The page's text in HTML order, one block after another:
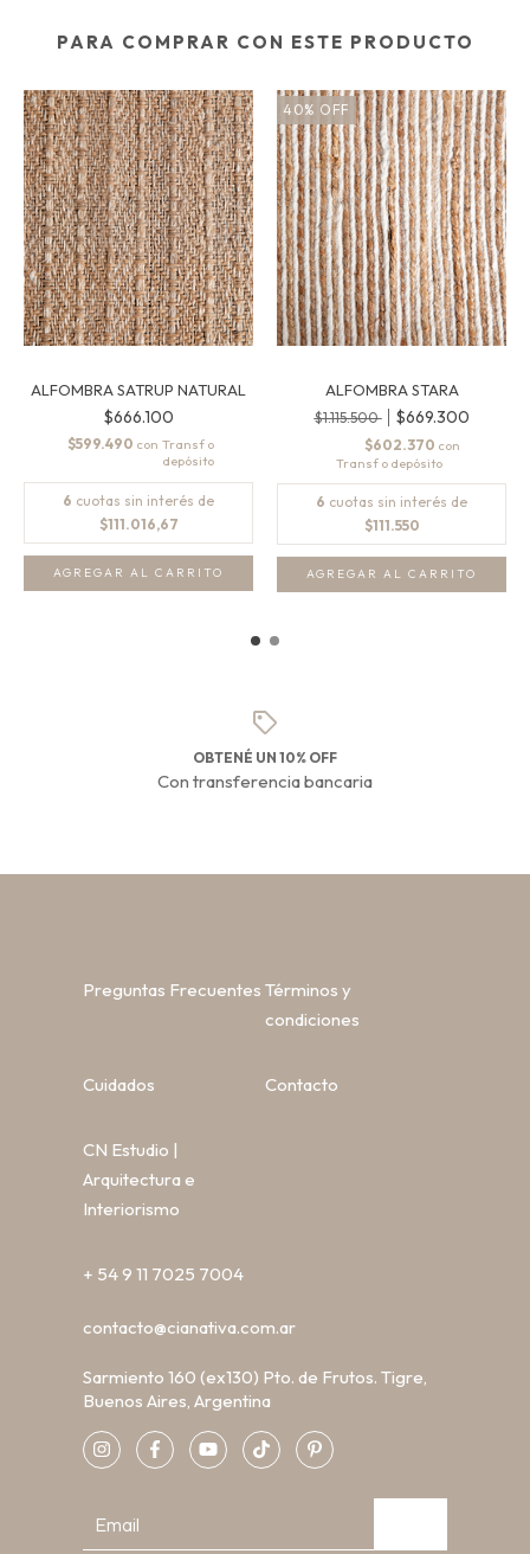
PARA COMPRAR CON ESTE PRODUCTO
ALFOMBRA SATRUP NATURAL
$666.100
$599.490 con
6 cuotas sin interés de
$111.016,67
AGREGAR AL CARRITO
40% OFF
ALFOMBRA STARA
$1.115.500 $669.300
$602.370 con
6 cuotas sin interés de
$111.550
AGREGAR AL CARRITO
OBTENÉ UN 10% OFF
Con transferencia bancaria
Preguntas Frecuentes Términos y
condiciones
Cuidados Contacto
CN Estudio |
Arquitectura e
Interiorismo
+ 54 9 11 7025 7004
contacto@cianativa.com.ar
Sarmiento 160 (ex130) Pto. de Frutos. Tigre,
Buenos Aires, Argentina